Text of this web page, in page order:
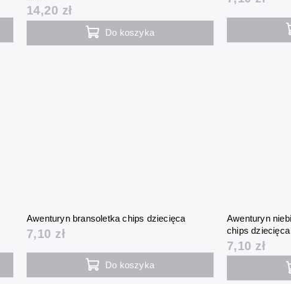
14,20 zł
Do koszyka
Awenturyn bransoletka chips dziecięca
7,10 zł
Do koszyka
Awenturyn
chips dziecięca
7,10 zł